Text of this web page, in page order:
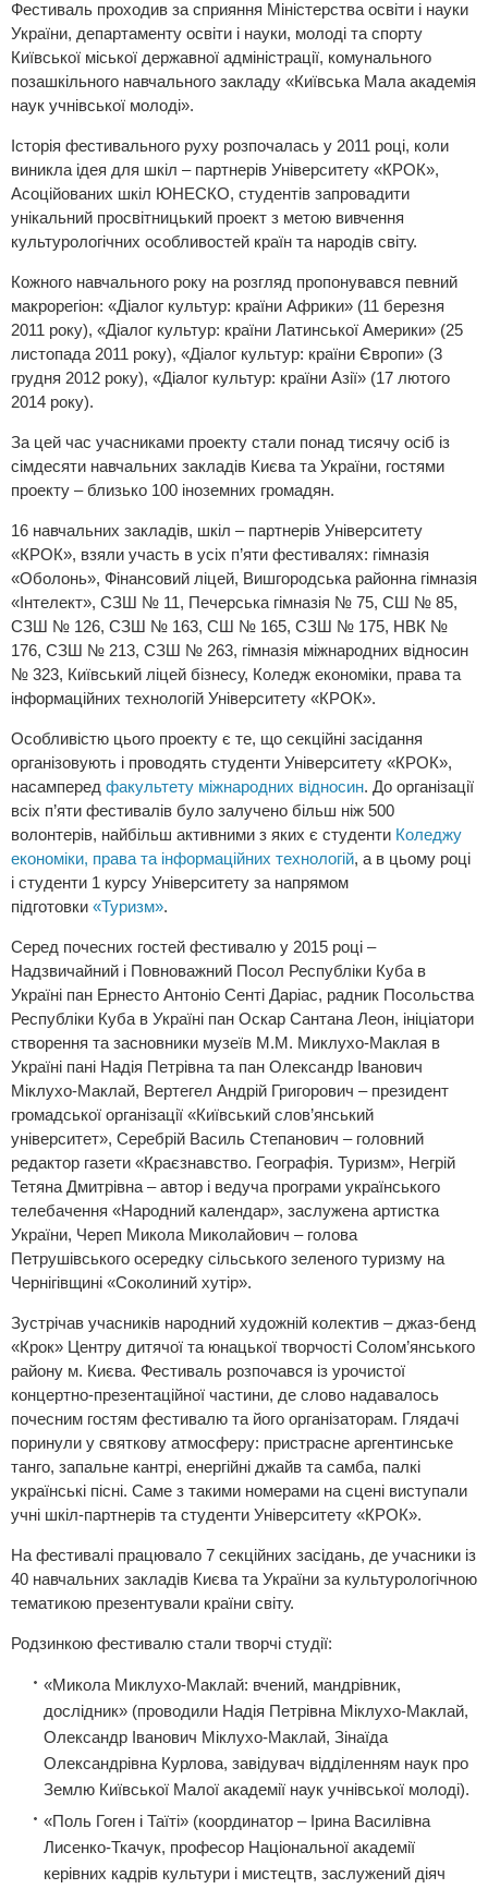
Фестиваль проходив за сприяння Міністерства освіти і науки
України, департаменту освіти і науки, молоді та спорту
Київської міської державної адміністрації, комунального
позашкільного навчального закладу «Київська Мала академія
наук учнівської молоді».
Історія фестивального руху розпочалась у 2011 році, коли
виникла ідея для шкіл – партнерів Університету «КРОК»,
Асоційованих шкіл ЮНЕСКО, студентів запровадити
унікальний просвітницький проект з метою вивчення
культурологічних особливостей країн та народів світу.
Кожного навчального року на розгляд пропонувався певний
макрорегіон: «Діалог культур: країни Африки» (11 березня
2011 року), «Діалог культур: країни Латинської Америки» (25
листопада 2011 року), «Діалог культур: країни Європи» (3
грудня 2012 року), «Діалог культур: країни Азії» (17 лютого
2014 року).
За цей час учасниками проекту стали понад тисячу осіб із
сімдесяти навчальних закладів Києва та України, гостями
проекту – близько 100 іноземних громадян.
16 навчальних закладів, шкіл – партнерів Університету
«КРОК», взяли участь в усіх п’яти фестивалях: гімназія
«Оболонь», Фінансовий ліцей, Вишгородська районна гімназія
«Інтелект», СЗШ № 11, Печерська гімназія № 75, СШ № 85,
СЗШ № 126, СЗШ № 163, СШ № 165, СЗШ № 175, НВК №
176, СЗШ № 213, СЗШ № 263, гімназія міжнародних відносин
№ 323, Київський ліцей бізнесу, Коледж економіки, права та
інформаційних технологій Університету «КРОК».
Особливістю цього проекту є те, що секційні засідання
організовують і проводять студенти Університету «КРОК»,
насамперед факультету міжнародних відносин. До організації
всіх п’яти фестивалів було залучено більш ніж 500
волонтерів, найбільш активними з яких є студенти Коледжу
економіки, права та інформаційних технологій, а в цьому році
і студенти 1 курсу Університету за напрямом
підготовки «Туризм».
Серед почесних гостей фестивалю у 2015 році –
Надзвичайний і Повноважний Посол Республіки Куба в
Україні пан Ернесто Антоніо Сенті Даріас, радник Посольства
Республіки Куба в Україні пан Оскар Сантана Леон, ініціатори
створення та засновники музеїв М.М. Миклухо-Маклая в
Україні пані Надія Петрівна та пан Олександр Іванович
Міклухо-Маклай, Вертегел Андрій Григорович – президент
громадської організації «Київський слов’янський
університет», Серебрій Василь Степанович – головний
редактор газети «Краєзнавство. Географія. Туризм», Негрій
Тетяна Дмитрівна – автор і ведуча програми українського
телебачення «Народний календар», заслужена артистка
України, Череп Микола Миколайович – голова
Петрушівського осередку сільського зеленого туризму на
Чернігівщині «Соколиний хутір».
Зустрічав учасників народний художній колектив – джаз-бенд
«Крок» Центру дитячої та юнацької творчості Солом’янського
району м. Києва. Фестиваль розпочався із урочистої
концертно-презентаційної частини, де слово надавалось
почесним гостям фестивалю та його організаторам. Глядачі
поринули у святкову атмосферу: пристрасне аргентинське
танго, запальне кантрі, енергійні джайв та самба, палкі
українські пісні. Саме з такими номерами на сцені виступали
учні шкіл-партнерів та студенти Університету «КРОК».
На фестивалі працювало 7 секційних засідань, де учасники із
40 навчальних закладів Києва та України за культурологічною
тематикою презентували країни світу.
Родзинкою фестивалю стали творчі студії:
«Микола Миклухо-Маклай: вчений, мандрівник,
дослідник» (проводили Надія Петрівна Міклухо-Маклай,
Олександр Іванович Міклухо-Маклай, Зінаїда
Олександрівна Курлова, завідувач відділенням наук про
Землю Київської Малої академії наук учнівської молоді).
«Поль Гоген і Таїті» (координатор – Ірина Василівна
Лисенко-Ткачук, професор Національної академії
керівних кадрів культури і мистецтв, заслужений діяч